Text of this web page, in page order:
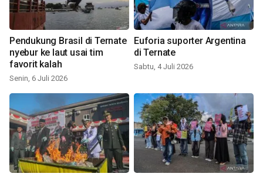
Pendukung Brasil di Ternate
nyebur ke laut usai tim
favorit kalah
Senin, 6 Juli 2026
Euforia suporter Argentina
di Ternate
Sabtu, 4 Juli 2026